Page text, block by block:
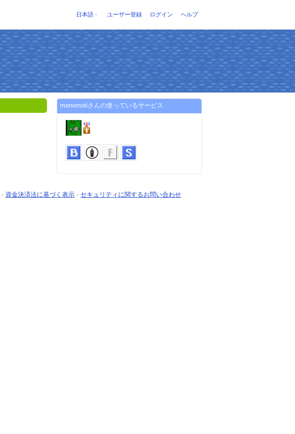
日本語 ユーザー登録 ログイン ヘルプ
monomotiさんの使っているサービス
- 資金決済法に基づく表示 - セキュリティに関するお問い合わせ